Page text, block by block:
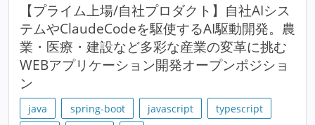
【プライム上場/自社プロダクト】自社AIシス
テムやClaudeCodeを駆使するAI駆動開発。農
業・医療・建設など多彩な産業の変革に挑む
WEBアプリケーション開発オープンポジショ
ン
java spring-boot javascript
typescript